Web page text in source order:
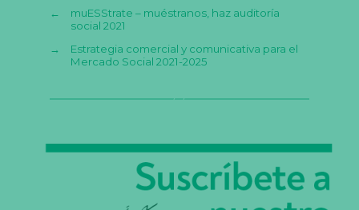
←
muESStrate – muéstranos, haz auditoría
social 2021
→
Estrategia comercial y comunicativa para el
Mercado Social 2021-2025